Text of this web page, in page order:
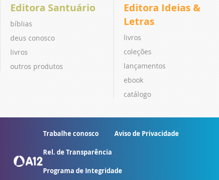
Editora Santuário
bíblias
deus conosco
livros
outros produtos
Editora Ideias &
Letras
livros
coleções
lançamentos
ebook
catálogo
Trabalhe conosco Aviso de Privacidade
Rel. de Transparência
Programa de Integridade